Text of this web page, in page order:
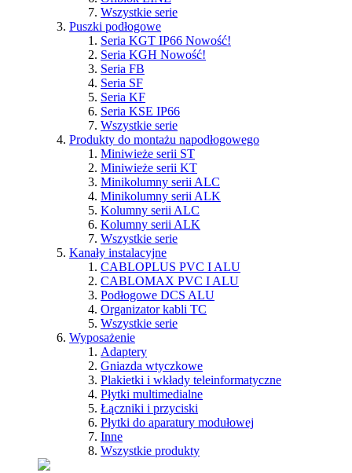
Wszystkie serie
Puszki podłogowe
Seria KGT IP66 Nowość!
Seria KGH Nowość!
Seria FB
Seria SF
Seria KF
Seria KSE IP66
Wszystkie serie
Produkty do montażu napodłogowego
Miniwieże serii ST
Miniwieże serii KT
Minikolumny serii ALC
Minikolumny serii ALK
Kolumny serii ALC
Kolumny serii ALK
Wszystkie serie
Kanały instalacyjne
CABLOPLUS PVC I ALU
CABLOMAX PVC I ALU
Podłogowe DCS ALU
Organizator kabli TC
Wszystkie serie
Wyposażenie
Adaptery
Gniazda wtyczkowe
Plakietki i wkłady teleinformatyczne
Płytki multimedialne
Łączniki i przyciski
Płytki do aparatury modułowej
Inne
Wszystkie produkty